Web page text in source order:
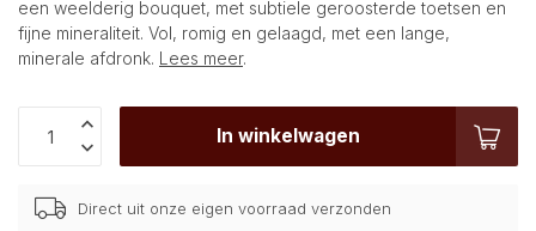
een weelderig bouquet, met subtiele geroosterde toetsen en
fijne mineraliteit. Vol, romig en gelaagd, met een lange,
minerale afdronk. Lees meer.
In winkelwagen
Direct uit onze eigen voorraad verzonden